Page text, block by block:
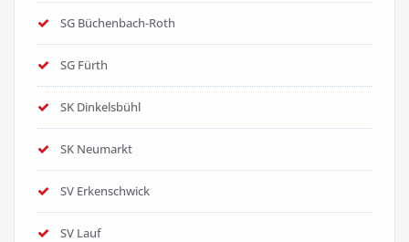
SG Büchenbach-Roth
SG Fürth
SK Dinkelsbühl
SK Neumarkt
SV Erkenschwick
SV Lauf